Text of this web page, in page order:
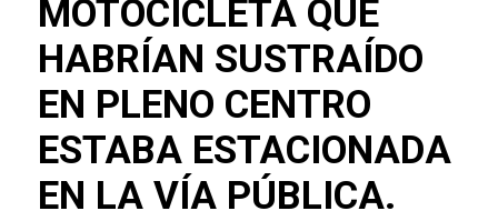
MOTOCICLETA QUE
HABRÍAN SUSTRAÍDO
EN PLENO CENTRO
ESTABA ESTACIONADA
EN LA VÍA PÚBLICA.